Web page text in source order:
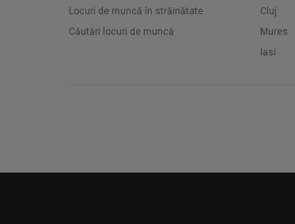
Locuri de muncă în străinătate
Căutări locuri de muncă
Cluj
Mures
Iasi